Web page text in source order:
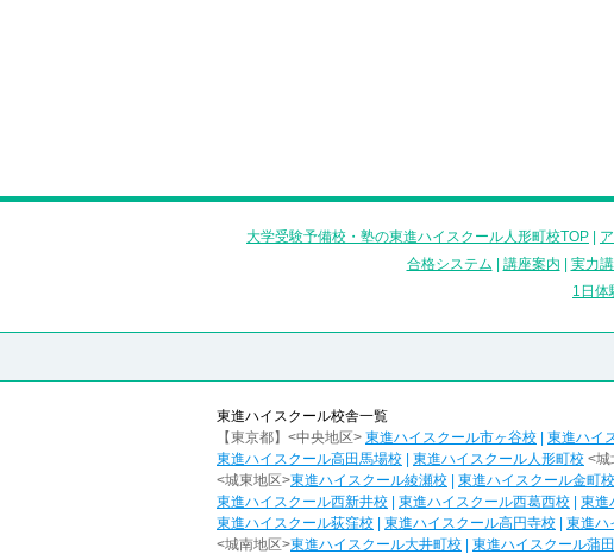
大学受験予備校・塾の東進ハイスクール人形町校TOP
合格システム
講座案内 実力
1日体
東進ハイスクール校舎一覧
【東京都】<中央地区> 東進ハイスクール市ヶ谷校 東進ハイ
東進ハイスクール高田馬場校
東進ハイスクール人形町校 <城
<城東地区>東進ハイスクール綾瀬校 東進ハイスクール金町校
東進ハイスクール西新井校
東進ハイスクール西葛西校 東進
東進ハイスクール荻窪校
東進ハイスクール高円寺校 東進ハ
<城南地区>東進ハイスクール大井町校 東進ハイスクール蒲